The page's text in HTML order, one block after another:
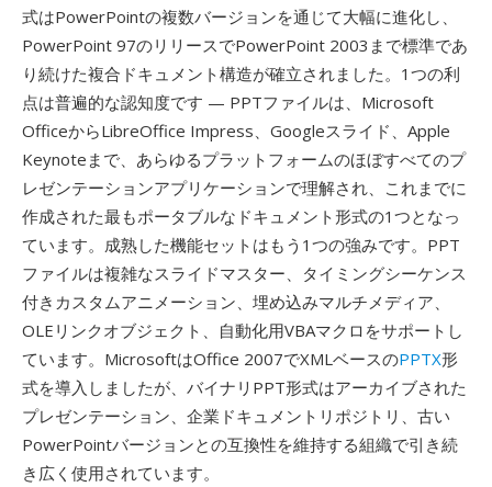
式はPowerPointの複数バージョンを通じて大幅に進化し、
PowerPoint 97のリリースでPowerPoint 2003まで標準であ
り続けた複合ドキュメント構造が確立されました。1つの利
点は普遍的な認知度です — PPTファイルは、Microsoft
OfficeからLibreOffice Impress、Googleスライド、Apple
Keynoteまで、あらゆるプラットフォームのほぼすべてのプ
レゼンテーションアプリケーションで理解され、これまでに
作成された最もポータブルなドキュメント形式の1つとなっ
ています。成熟した機能セットはもう1つの強みです。PPT
ファイルは複雑なスライドマスター、タイミングシーケンス
付きカスタムアニメーション、埋め込みマルチメディア、
OLEリンクオブジェクト、自動化用VBAマクロをサポートし
ています。MicrosoftはOffice 2007でXMLベースのPPTX形
式を導入しましたが、バイナリPPT形式はアーカイブされた
プレゼンテーション、企業ドキュメントリポジトリ、古い
PowerPointバージョンとの互換性を維持する組織で引き続
き広く使用されています。